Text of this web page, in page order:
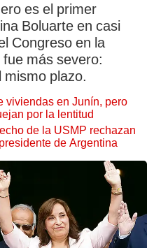
es el primer
Boluarte en casi
Congreso en la
más severo:
plazo.
viviendas en Junín, pero
por la lentitud
de la USMP rechazan
de Argentina